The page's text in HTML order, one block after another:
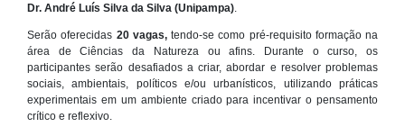
Dr. André Luís Silva da Silva (Unipampa).
Serão oferecidas 20 vagas,tendo-se como pré-requisito formação na
área de Ciências da Natureza ou afins. Durante o curso, os
participantes serão desafiados a criar, abordar e resolver problemas
sociais, ambientais, políticos e/ou urbanísticos, utilizando práticas
experimentais em um ambiente criado para incentivar o pensamento
crítico e reflexivo.